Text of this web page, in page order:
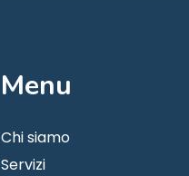
Menu
Chi siamo
Servizi